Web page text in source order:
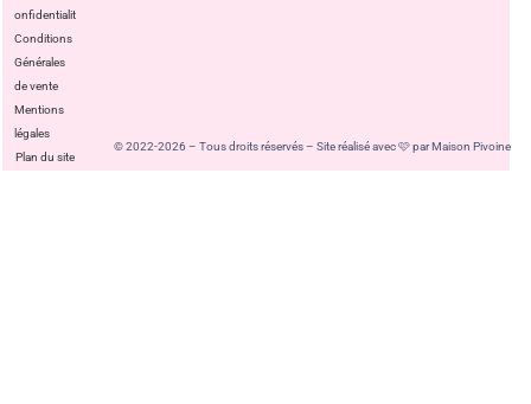
confidentialité
Conditions
Générales
de vente
Mentions
légales
Plan du site
© 2022-2026 – Tous droits réservés – Site réalisé avec 🩷 par Maison Pivoine